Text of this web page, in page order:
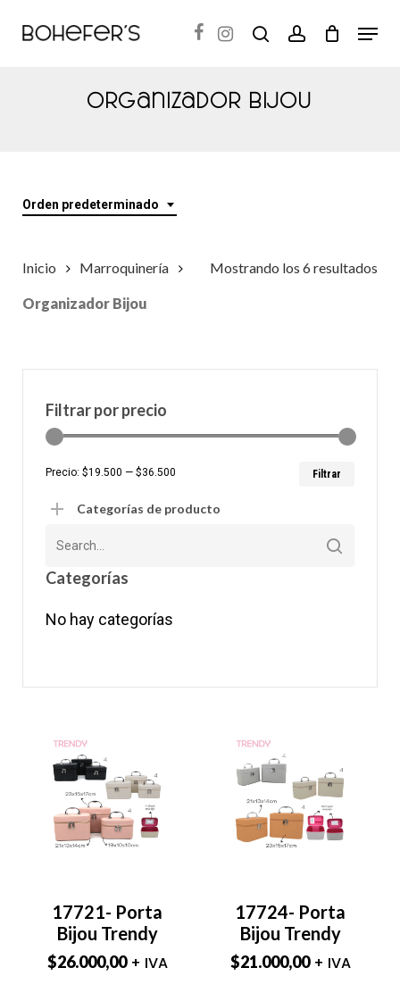
search accountMenu
Organizador Bijou
Orden predeterminado
Mostrando los 6 resultados
Inicio Marroquinería
Organizador Bijou
Filtrar por precio
Filtrar
Precio: $19.500 — $36.500
Categorías de producto
Categorías
No hay categorías
17721- Porta
Bijou Trendy
$26.000,00 + IVA
17724- Porta
Bijou Trendy
$21.000,00 + IVA